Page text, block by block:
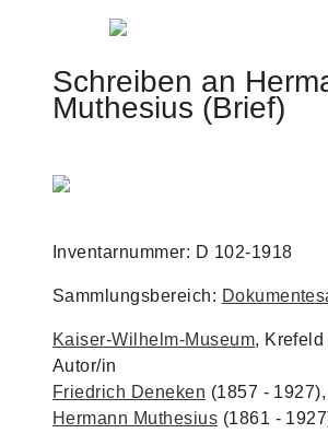
Jump to navigation
Schreiben an
Muthesius (Brief)
Inventarnummer: D 102-1918
Sammlungsbereich:
Kaiser-Wilhelm-Museum, Krefeld
Autor/in
Friedrich Deneken (1857 -
Hermann Muthesius (1861 -